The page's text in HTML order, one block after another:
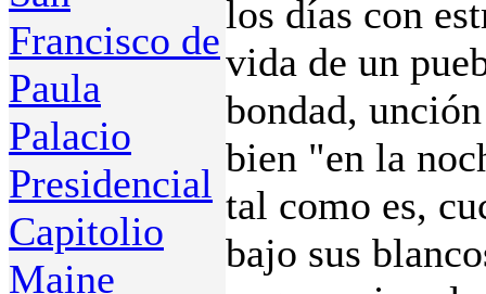
Francisco de
Paula
Palacio
Presidencial
Capitolio
Maine
los días con
vida de un
bondad,
bien "en la
tal como es,
bajo sus